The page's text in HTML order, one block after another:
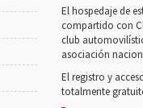
El hospedaje de
compartido con
club
asociación
El registro y
totalmente